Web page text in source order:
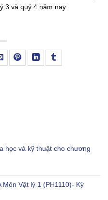
3 và quý 4 năm nay.
học và kỹ thuật cho chương
Môn Vật lý 1 (PH1110)- Kỳ